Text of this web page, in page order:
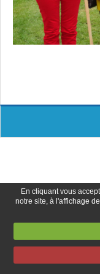
En cliquant vous
notre site, à l'affichage